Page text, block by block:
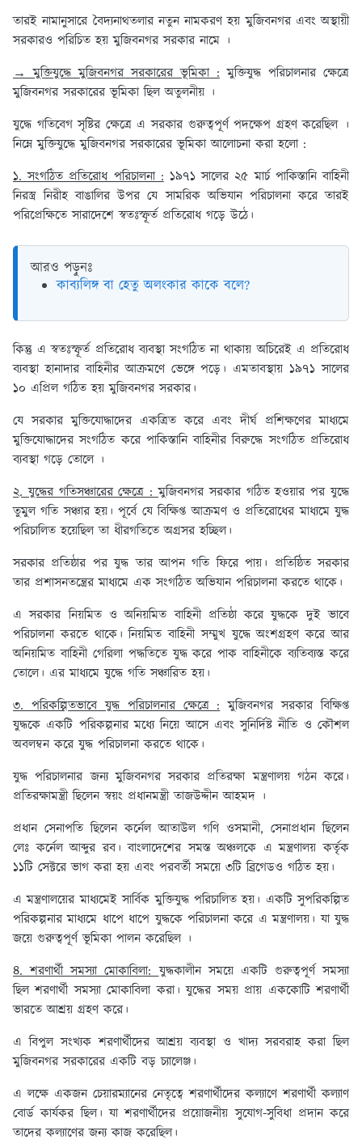
তারই নামানুসারে বৈদ্যনাথতলার নতুন নামকরণ হয় মুজিবনগর এবং অস্থায়ী
সরকারও পরিচিত হয় মুজিবনগর সরকার নামে ।
→ মুক্তিযুদ্ধে মুজিবনগর সরকারের ভূমিকা : মুক্তিযুদ্ধ পরিচালনার ক্ষেত্রে
মুজিবনগর সরকারের ভূমিকা ছিল অতুলনীয় ।
যুদ্ধে গতিবেগ সৃষ্টির ক্ষেত্রে এ সরকার গুরুত্বপূর্ণ পদক্ষেপ গ্রহণ করেছিল ।
নিম্নে মুক্তিযুদ্ধে মুজিবনগর সরকারের ভূমিকা আলোচনা করা হলো :
১. সংগঠিত প্রতিরোধ পরিচালনা :১৯৭১ সালের ২৫ মার্চ পাকিস্তানি বাহিনী
নিরস্ত্র নিরীহ বাঙালির উপর যে সামরিক অভিযান পরিচালনা করে তারই
পরিপ্রেক্ষিতে সারাদেশে স্বতঃস্ফূর্ত প্রতিরোধ গড়ে উঠে।
আরও পড়ুনঃ
কাব্যলিঙ্গ বা হেতু অলংকার কাকে বলে?
কিন্তু এ স্বতঃস্ফূর্ত প্রতিরোধ ব্যবস্থা সংগঠিত না থাকায় অচিরেই এ প্রতিরোধ
ব্যবস্থা হানাদার বাহিনীর আক্রমণে ভেঙ্গে পড়ে। এমতাবস্থায় ১৯৭১ সালের
১০ এপ্রিল গঠিত হয় মুজিবনগর সরকার।
যে সরকার মুক্তিযোদ্ধাদের একত্রিত করে এবং দীর্ঘ প্রশিক্ষণের মাধ্যমে
মুক্তিযোদ্ধাদের সংগঠিত করে পাকিস্তানি বাহিনীর বিরুদ্ধে সংগঠিত প্রতিরোধ
ব্যবস্থা গড়ে তোলে ।
২. যুদ্ধের গতিসঞ্চারের ক্ষেত্রে :মুজিবনগর সরকার গঠিত হওয়ার পর যুদ্ধে
তুমুল গতি সঞ্চার হয়। পূর্বে যে বিক্ষিপ্ত আক্রমণ ও প্রতিরোধের মাধ্যমে যুদ্ধ
পরিচালিত হয়েছিল তা ধীরগতিতে অগ্রসর হচ্ছিল।
সরকার প্রতিষ্ঠার পর যুদ্ধ তার আপন গতি ফিরে পায়। প্রতিষ্ঠিত সরকার
তার প্রশাসনতন্ত্রের মাধ্যমে এক সংগঠিত অভিযান পরিচালনা করতে থাকে।
এ সরকার নিয়মিত ও অনিয়মিত বাহিনী প্রতিষ্ঠা করে যুদ্ধকে দুই ভাবে
পরিচালনা করতে থাকে। নিয়মিত বাহিনী সম্মুখ যুদ্ধে অংশগ্রহণ করে আর
অনিয়মিত বাহিনী গেরিলা পদ্ধতিতে যুদ্ধ করে পাক বাহিনীকে ব্যতিব্যস্ত করে
তোলে। এর মাধ্যমে যুদ্ধে গতি সঞ্চারিত হয়।
৩. পরিকল্পিতভাবে যুদ্ধ পরিচালনার ক্ষেত্রে :মুজিবনগর সরকার বিক্ষিপ্ত
যুদ্ধকে একটি পরিকল্পনার মধ্যে নিয়ে আসে এবং সুনির্দিষ্ট নীতি ও কৌশল
অবলম্বন করে যুদ্ধ পরিচালনা করতে থাকে।
যুদ্ধ পরিচালনার জন্য মুজিবনগর সরকার প্রতিরক্ষা মন্ত্রণালয় গঠন করে।
প্রতিরক্ষামন্ত্রী ছিলেন স্বয়ং প্রধানমন্ত্রী তাজউদ্দীন আহমদ ।
প্রধান সেনাপতি ছিলেন কর্নেল আতাউল গণি ওসমানী, সেনাপ্রধান ছিলেন
লেঃ কর্নেল আব্দুর রব। বাংলাদেশের সমস্ত অঞ্চলকে এ মন্ত্রণালয় কর্তৃক
১১টি সেক্টরে ভাগ করা হয় এবং পরবর্তী সময়ে ৩টি ব্রিগেডও গঠিত হয়।
এ মন্ত্রণালয়ের মাধ্যমেই সার্বিক মুক্তিযুদ্ধ পরিচালিত হয়। একটি সুপরিকল্পিত
পরিকল্পনার মাধ্যমে ধাপে ধাপে যুদ্ধকে পরিচালনা করে এ মন্ত্রণালয়। যা যুদ্ধ
জয়ে গুরুত্বপূর্ণ ভূমিকা পালন করেছিল ।
৪. শরণার্থী সমস্যা মোকাবিলা:যুদ্ধকালীন সময়ে একটি গুরুত্বপূর্ণ সমস্যা
ছিল শরণার্থী সমস্যা মোকাবিলা করা। যুদ্ধের সময় প্রায় এককোটি শরণার্থী
ভারতে আশ্রয় গ্রহণ করে।
এ বিপুল সংখ্যক শরণার্থীদের আশ্রয় ব্যবস্থা ও খাদ্য সরবরাহ করা ছিল
মুজিবনগর সরকারের একটি বড় চ্যালেঞ্জ।
এ লক্ষে একজন চেয়ারম্যানের নেতৃত্বে শরণার্থীদের কল্যাণে শরণার্থী কল্যাণ
বোর্ড কার্যকর ছিল। যা শরণার্থীদের প্রয়োজনীয় সুযোগ-সুবিধা প্রদান করে
তাদের কল্যাণের জন্য কাজ করেছিল।